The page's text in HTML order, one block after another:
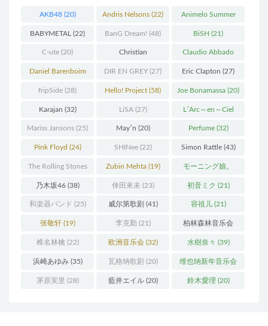
AKB48(20) Andris Nelsons (22) Animelo Summer
Live (34)
BABYMETAL (22) BanG Dream! (48) BiSH (21)
C-ute (20) Christian
Thielemann(36)
Claudio Abbado
(25)
Daniel Barenboim
(37)
DIR EN GREY (27) Eric Clapton (27)
fripSide (28) Hello! Project (58) Joe Bonamassa (20)
Karajan (32) LiSA(27) L′Arc～en～Ciel
(41)
Mariss Jansons (25) May′n (20) Perfume(32)
Pink Floyd (24) SHINee(22) Simon Rattle(43)
The Rolling Stones
(30)
Zubin Mehta(19) モーニング娘。
(27)
乃木坂46(38) 倖田來未 (23) 初音ミク (21)
和楽器バンド (25) 威尔第歌剧 (41) 容祖儿(21)
张敬轩(19) 李克勤 (21) 柏林森林音乐会
(22)
椎名林檎 (22) 欧洲音乐会(32) 水樹奈々 (39)
浜崎あゆみ(35) 瓦格纳歌剧 (20) 维也纳新年音乐会
(19)
茅原実里 (28) 藍井エイル(20) 鈴木愛理 (20)